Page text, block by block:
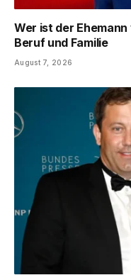
Wer ist der
Beruf und Familie
August 7, 2026